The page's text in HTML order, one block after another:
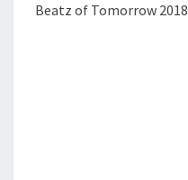
Beatz of Tomorrow 2018